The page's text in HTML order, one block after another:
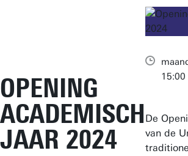
OPENING
ACADEMISCH
JAAR 2024
15:00
De
van de